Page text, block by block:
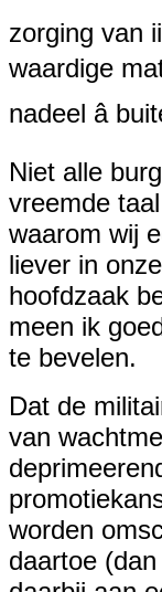
zorging van
waardige
nadeel â
Niet alle
vreemde
waarom wij
liever in
hoofdzaak
meen ik
te bevelen.
Dat de
van
worden
daartoe